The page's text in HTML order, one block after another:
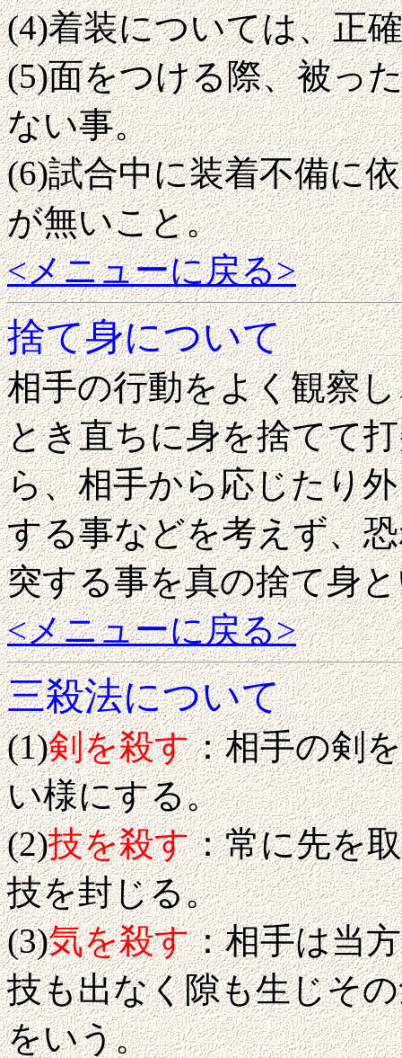
(4)着装については、正
(5)面をつける際、被っ
ない事。
(6)試合中に装着不備に
が無いこと。
<メニューに戻る>
捨て身について
相手の行動をよく観察
とき直ちに身を捨てて
ら、相手から応じたり
する事などを考えず、
突する事を真の捨て身
<メニューに戻る>
三殺法について
(1)剣を殺す：相手の剣
い様にする。
(2)技を殺す：常に先を
技を封じる。
(3)気を殺す：相手は当
技も出なく隙も生じそ
をいう。